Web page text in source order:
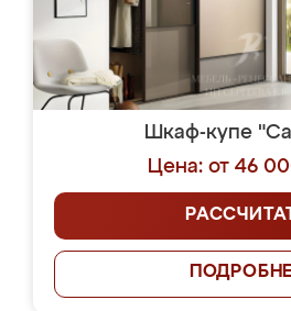
Шкаф-купе
Цена: от 46